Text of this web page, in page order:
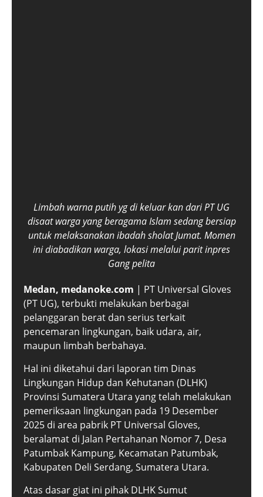
Limbah warna putih yg di keluar kan dari PT UG
disaat warga yang beragama Islam sedang bersiap
untuk melaksanakan ibadah sholat Jumat. Momen
ini diabadikan warga, lokasi melalui parit inpres
Gang pelita
Medan, medanoke.com | PT Universal Gloves
(PT UG), terbukti melakukan berbagai
pelanggaran berat dan serius terkait
pencemaran lingkungan, baik udara, air,
maupun limbah berbahaya.
Hal ini diketahui dari laporan tim Dinas
Lingkungan Hidup dan Kehutanan (DLHK)
Provinsi Sumatera Utara yang telah melakukan
pemeriksaan lingkungan pada 19 Desember
2025 di area pabrik PT Universal Gloves,
beralamat di Jalan Pertahanan Nomor 7, Desa
Patumbak Kampung, Kecamatan Patumbak,
Kabupaten Deli Serdang, Sumatera Utara.
Atas dasar giat ini pihak DLHK Sumut